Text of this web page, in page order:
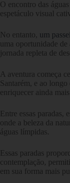
O encontro das
espetáculo visual
No entanto, um
uma oportunidade de
jornada repleta de
A aventura começa
Santarém, e ao longo
enriquecer ainda
Entre essas paradas,
onde a beleza da
águas límpidas.
Essas paradas
contemplação,
em sua forma mais